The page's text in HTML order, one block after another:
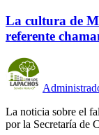
La cultura de
referente
La noticia sobre el
por la Secretaría de